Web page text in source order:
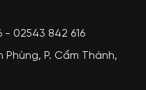
02543 842 616
P. Cẩm Thành,